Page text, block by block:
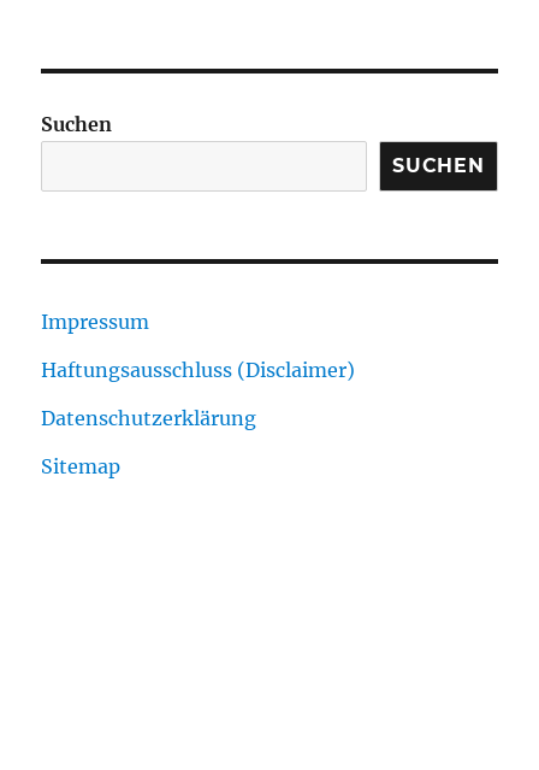
Suchen
SUCHEN
Impressum
Haftungsausschluss (Disclaimer)
Datenschutzerklärung
Sitemap